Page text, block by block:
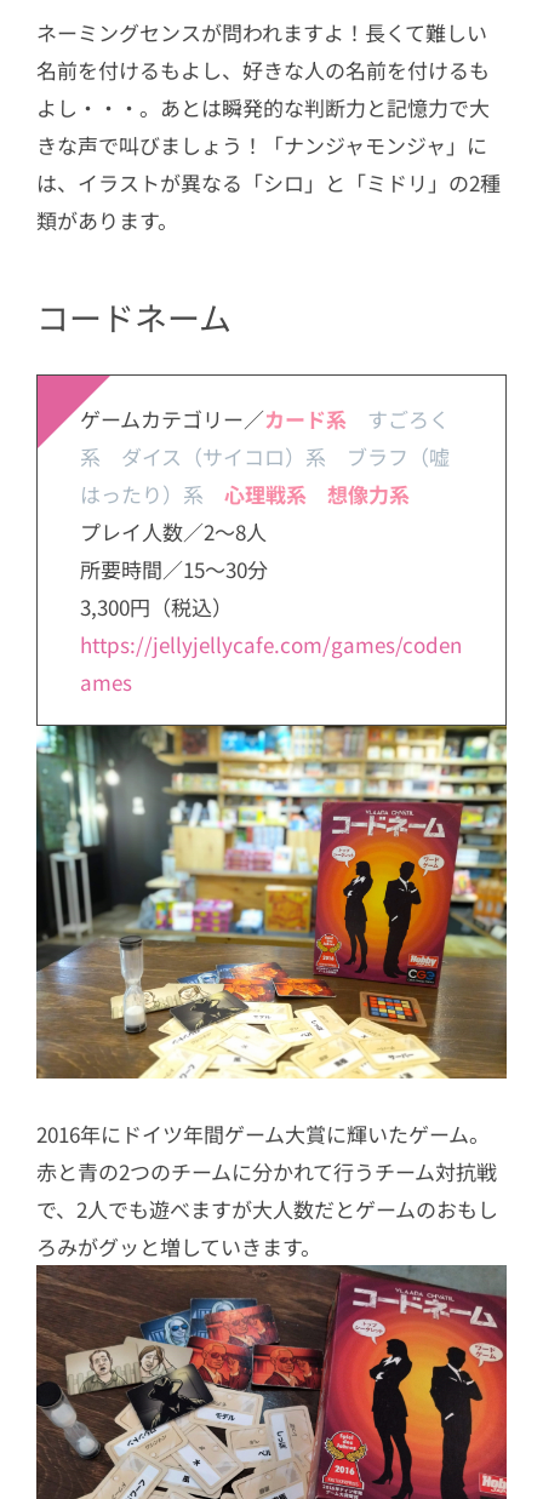
ネーミングセンスが問われますよ！長くて難しい
名前を付けるもよし、好きな人の名前を付けるも
よし・・・。あとは瞬発的な判断力と記憶力で大
きな声で叫びましょう！「ナンジャモンジャ」に
は、イラストが異なる「シロ」と「ミドリ」の2種
類があります。
コードネーム
ゲームカテゴリー／カード系 すごろく
系 ダイス（サイコロ）系 ブラフ（嘘
はったり）系 心理戦系
想像力系
プレイ人数／2～8人
所要時間／15～30分
3,300円（税込）
https://jellyjellycafe.com/games/coden
ames
2016年にドイツ年間ゲーム大賞に輝いたゲーム。
赤と青の2つのチームに分かれて行うチーム対抗戦
で、2人でも遊べますが大人数だとゲームのおもし
ろみがグッと増していきます。